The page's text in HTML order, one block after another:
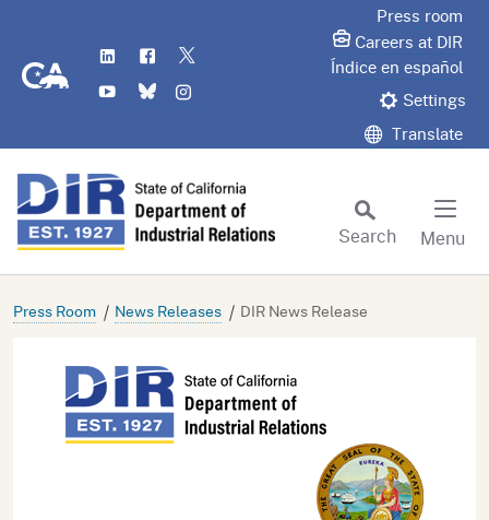
CA.gov
LinkedIn
Flickr
YouTube
Bluesky
Press room
Careers at DIR
Índice en español
Settings
Translate
Search
Menu
Press Room News Releases DIR News Release